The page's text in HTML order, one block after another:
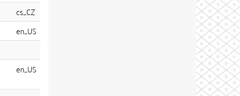
cs_CZ
en_US
en_US